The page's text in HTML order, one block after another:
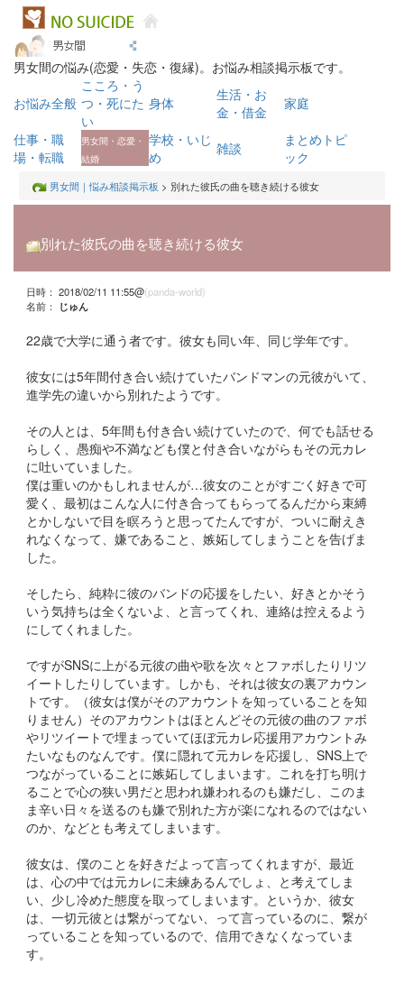
男女間の悩み(恋愛・失恋・復縁)。お悩み相談掲示板です。
お悩み全般
こころ・う
つ・死にた
い
身体
生活・お
金・借金
家庭
仕事・職
場・転職
男女間・恋愛・
結婚
学校・いじ
め
雑談
まとめトピ
ック
男女間｜悩み相談掲示板 > 別れた彼氏の曲を聴き続ける彼女
別れた彼氏の曲を聴き続ける彼女
日時： 2018/02/11 11:55@(panda-world)
名前：
じゅん
22歳で大学に通う者です。彼女も同い年、同じ学年です。
彼女には5年間付き合い続けていたバンドマンの元彼がいて、
進学先の違いから別れたようです。
その人とは、5年間も付き合い続けていたので、何でも話せる
らしく、愚痴や不満なども僕と付き合いながらもその元カレ
に吐いていました。
僕は重いのかもしれませんが…彼女のことがすごく好きで可
愛く、最初はこんな人に付き合ってもらってるんだから束縛
とかしないで目を瞑ろうと思ってたんですが、ついに耐えき
れなくなって、嫌であること、嫉妬してしまうことを告げま
した。
そしたら、純粋に彼のバンドの応援をしたい、好きとかそう
いう気持ちは全くないよ、と言ってくれ、連絡は控えるよう
にしてくれました。
ですがSNSに上がる元彼の曲や歌を次々とファボしたりリツ
イートしたりしています。しかも、それは彼女の裏アカウン
トです。（彼女は僕がそのアカウントを知っていることを知
りません）そのアカウントはほとんどその元彼の曲のファボ
やリツイートで埋まっていてほぼ元カレ応援用アカウントみ
たいなものなんです。僕に隠れて元カレを応援し、SNS上で
つながっていることに嫉妬してしまいます。これを打ち明け
ることで心の狭い男だと思われ嫌われるのも嫌だし、このま
ま辛い日々を送るのも嫌で別れた方が楽になれるのではない
のか、などとも考えてしまいます。
彼女は、僕のことを好きだよって言ってくれますが、最近
は、心の中では元カレに未練あるんでしょ、と考えてしま
い、少し冷めた態度を取ってしまいます。というか、彼女
は、一切元彼とは繋がってない、って言っているのに、繋が
っていることを知っているので、信用できなくなっていま
す。